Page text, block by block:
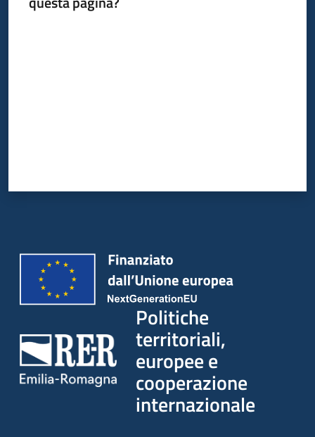
Politiche
territoriali,
europee e
cooperazione
internazionale